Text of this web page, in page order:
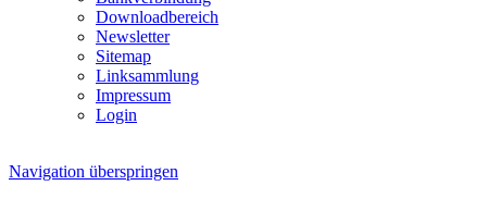
Downloadbereich
Newsletter
Sitemap
Linksammlung
Impressum
Login
Navigation überspringen